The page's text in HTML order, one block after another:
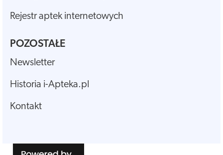
Rejestr aptek internetowych
POZOSTAŁE
Newsletter
Historia i-Apteka.pl
Kontakt